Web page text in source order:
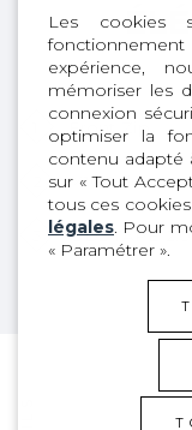
Front Zip
X10D fleece
SD2 TAPE 2.0
Les cookies
expérience,
mémoriser les
connexion
optimiser la
contenu adapté
sur « Tout
tous ces
légales. Pour
« Paramétrer ».